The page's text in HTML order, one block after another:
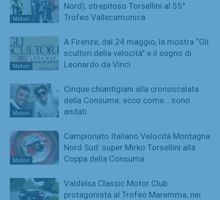
Motori
Nord), strepitoso Torsellini al 55°
Trofeo Vallecamonica
Motori
A Firenze, dal 24 maggio, la mostra “Gli
scultori della velocità” e il sogno di
Leonardo da Vinci
Motori
Cinque chiantigiani alla cronoscalata
della Consuma: ecco come… sono
andati
Motori
Campionato Italiano Velocità Montagna
Nord Sud: super Mirko Torsellini alla
Coppa della Consuma
Valdelsa Classic Motor Club
protagonista al Trofeo Maremma, nei